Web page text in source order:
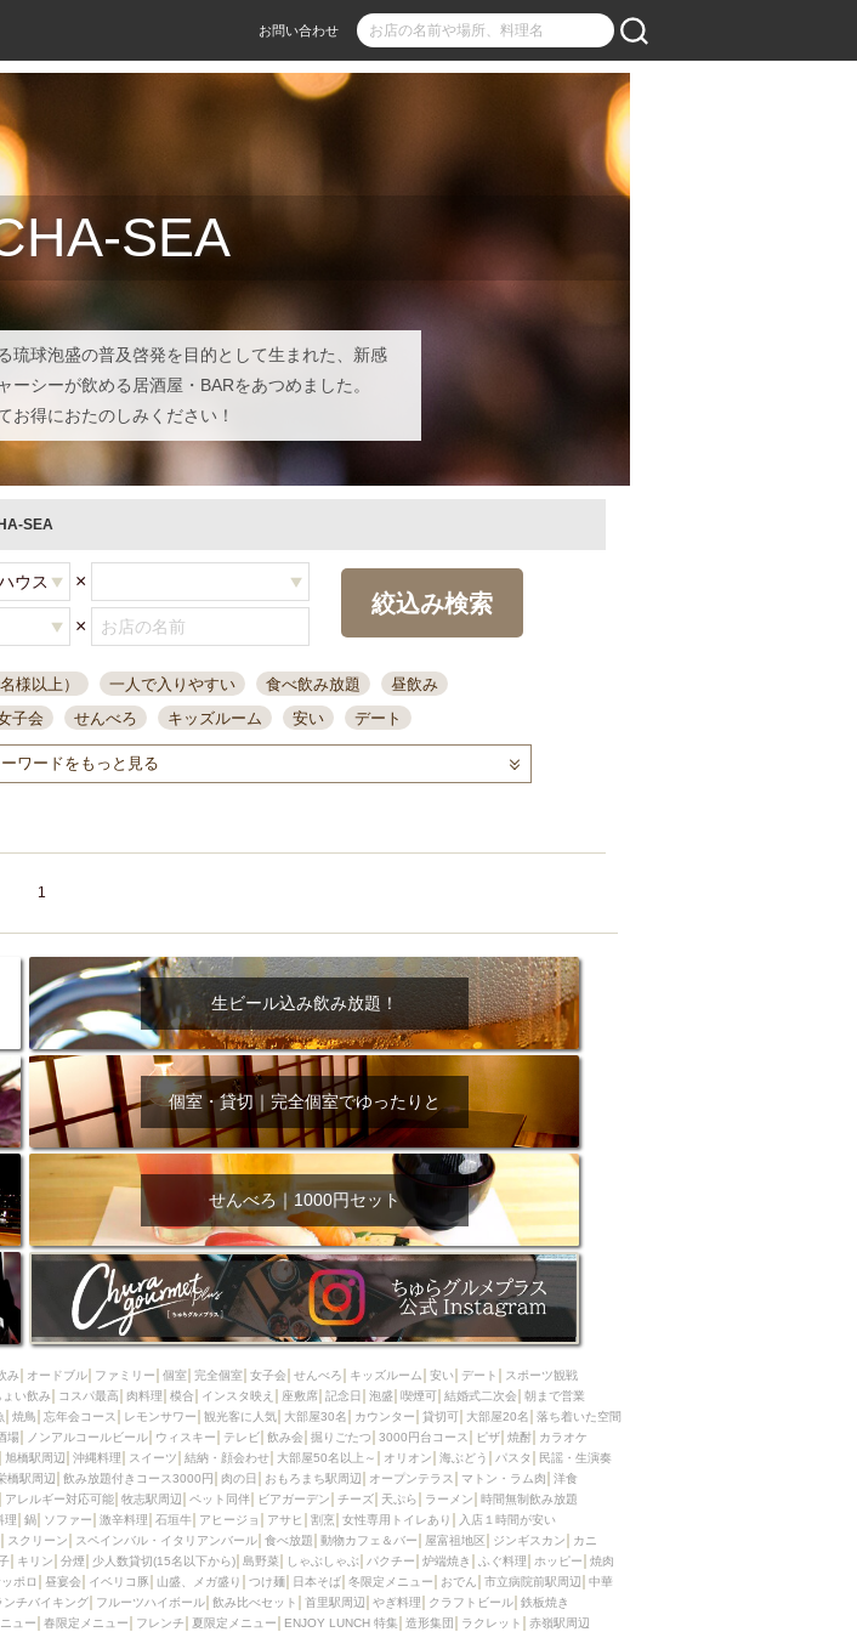
お問い合わせ
SEA
琉球泡盛の普及啓発を目的として生まれた、新感
シーが飲める居酒屋・BARをあつめました。
お得におたのしみください！
SEA
×
×
絞込み検索
様以上） 一人で入りやすい 食べ飲み放題
昼飲み
子会 せんべろ キッズルーム 安い
デート
み 誕生日 大人数
模合 インスタ映え 座敷席 記念日 泡盛
喫煙可
レモンサワー 観光客に人気 大部屋30名
カウンター
コース
リバリー 寿司 クリスマス 和食
クーポン
旭橋駅周辺 沖縄料理 スイーツ
結納・顔会わせ
民謡・生演奏 気軽に一杯
店内全面禁煙
貝づくし 燻製料理
美栄橋駅周辺
周辺 オープンテラス マトン・ラム肉
洋食
牡蠣 夜景・景色◎ 夜12時以降入店可
サプライズ
ビアガーデン 天ぷら
時間無制飲み放題
レンタイン 立ち飲み 5000円以上コース 地中海料理
鍋
サヒ 割烹 女性専用トイレあり
入店１時間が安い
(もつ) 炭火焼 ペイディ（給料日）
野菜巻き串
食べ放題 動物カフェ＆バー 屋富祖地区
ジンギスカン
エスニック 熱燗 生け簀 獺祭 イタリアン
古島駅周辺
しゃぶしゃぶ パクチー 炉端焼き
ふぐ料理
ウェディング 58KACHA-SEA
バイキング（ビュッフェ）
、メガ盛り つけ麺 日本そば 冬限定メニュー
おでん
オーガニック プレミアムフライデー
牛串焼き
ツハイボール 飲み比べセット 首里駅周辺
やぎ料理
ざい チーズタッカルビ 奥武山公園駅周辺
小禄駅周辺
フレンチ 夏限定メニュー ENJOY LUNCH 特集
造形集団
周辺 儀保駅周辺
ワードをもっと見る
1
生ビール込み飲み放題！
個室・貸切｜完全個室でゆったりと
せんべろ｜1000円セット
み オードブル ファミリー 個室 完全個室 女子会 せんべろ キッズルーム 安い デート
スポーツ観戦
ょい飲み コスパ最高 肉料理 模合 インスタ映え 座敷席 記念日 泡盛 喫煙可 結婚式二次会 朝まで営業
焼鳥 忘年会コース レモンサワー 観光客に人気 大部屋30名 カウンター 貸切可 大部屋20名
落ち着いた空間
場 ノンアルコールビール ウィスキー テレビ 飲み会 掘りごたつ 3000円台コース ピザ 焼酎
カラオケ
旭橋駅周辺 沖縄料理 スイーツ 結納・顔会わせ 大部屋50名以上～ オリオン 海ぶどう パスタ
民謡・生演奏
橋駅周辺 飲み放題付きコース3000円 肉の日 おもろまち駅周辺 オープンテラス マトン・ラム肉
洋食
アレルギー対応可能 牧志駅周辺 ペット同伴 ビアガーデン チーズ 天ぷら ラーメン
時間無制飲み放題
理 鍋 ソファー 激辛料理 石垣牛 アヒージョ アサヒ 割烹 女性専用トイレあり
入店１時間が安い
スクリーン スペインバル・イタリアンバール 食べ放題 動物カフェ＆バー 屋富祖地区 ジンギスカン
カニ
キリン 分煙 少人数貸切(15名以下から) 島野菜 しゃぶしゃぶ パクチー 炉端焼き ふぐ料理 ホッピー
焼肉
ポロ 昼宴会 イベリコ豚 山盛、メガ盛り つけ麺 日本そば 冬限定メニュー おでん 市立病院前駅周辺
中華
ンチバイキング フルーツハイボール 飲み比べセット 首里駅周辺 やぎ料理 クラフトビール 鉄板焼き
ュー 春限定メニュー フレンチ 夏限定メニュー ENJOY LUNCH 特集 造形集団 ラクレット 赤嶺駅周辺